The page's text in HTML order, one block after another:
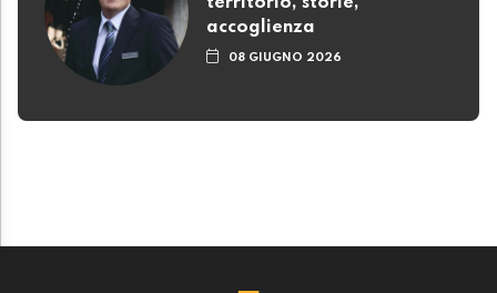
accoglienza
08 GIUGNO 2026